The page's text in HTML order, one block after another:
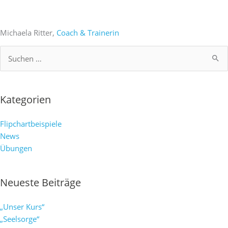
Michaela Ritter, Coach & Trainerin
Suchen
nach:
Kategorien
Flipchartbeispiele
News
Übungen
Neueste Beiträge
„Unser Kurs“
„Seelsorge“